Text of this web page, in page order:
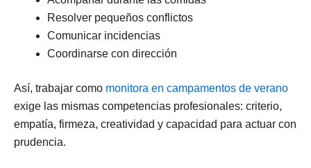
Resolver pequeños conflictos
Comunicar incidencias
Coordinarse con dirección
Así, trabajar como monitora en campamentos de verano
exige las mismas competencias profesionales: criterio,
empatía, firmeza, creatividad y capacidad para actuar con
prudencia.